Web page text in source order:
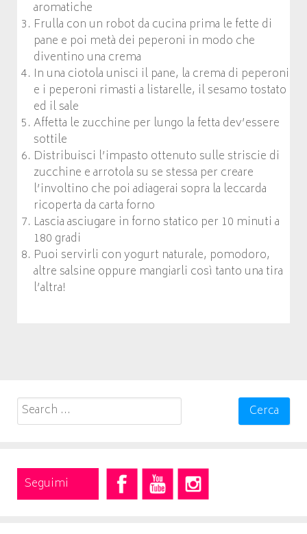
aromatiche
Frulla con un robot da cucina prima le fette di
pane e poi metà dei peperoni in modo che
diventino una crema
In una ciotola unisci il pane, la crema di peperoni
e i peperoni rimasti a listarelle, il sesamo tostato
ed il sale
Affetta le zucchine per lungo la fetta dev’essere
sottile
Distribuisci l’impasto ottenuto sulle striscie di
zucchine e arrotola su se stessa per creare
l’involtino che poi adiagerai sopra la leccarda
ricoperta da carta forno
Lascia asciugare in forno statico per 10 minuti a
180 gradi
Puoi servirli con yogurt naturale, pomodoro,
altre salsine oppure mangiarli così tanto una tira
l’altra!
Search
for:
Seguimi